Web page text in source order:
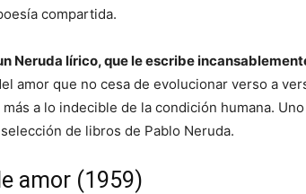
compartida.
Neruda lírico, que le escribe
amor que no cesa de evolucionar verso a
a lo indecible de la condición humana.
de libros de Pablo Neruda.
amor (1959)